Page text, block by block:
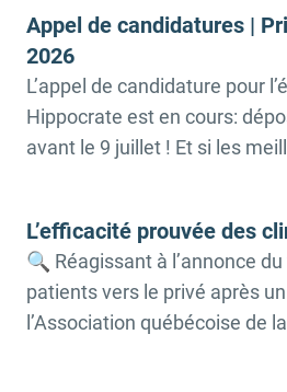
Appel de candidatures |
2026
L’appel de candidature pour
Hippocrate est en cours:
avant le 9 juillet ! Et si les
équipes du projet GERAS-
collaboration entre
Centre de recherche sur le
CIUSSS […]
L’efficacité prouvée des
🔍 Réagissant à l’annonce
patients vers le privé après
l’Association québécoise de